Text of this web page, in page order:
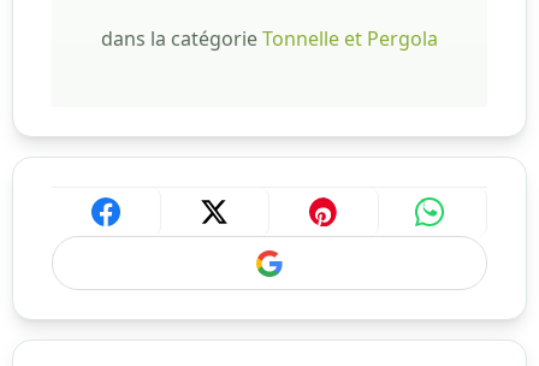
dans la catégorieTonnelle et Pergola